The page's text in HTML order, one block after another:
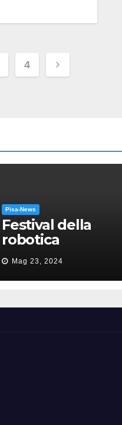
4
Pisa-News
Festival della
robotica
Mag 23, 2024